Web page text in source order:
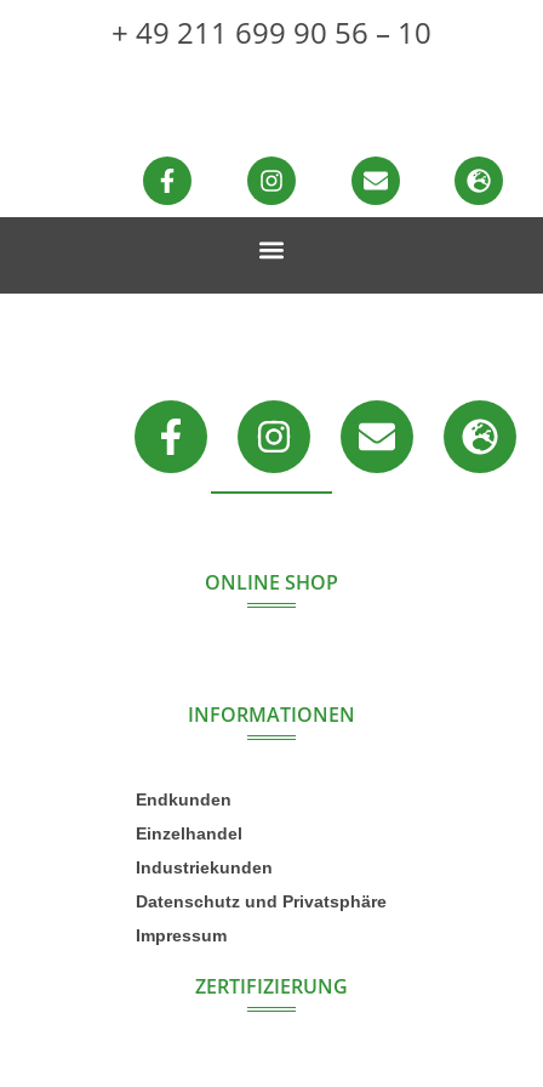
+ 49 211 699 90 56 – 10
ONLINE SHOP
INFORMATIONEN
Endkunden
Einzelhandel
Industriekunden
Datenschutz und Privatsphäre
Impressum
ZERTIFIZIERUNG